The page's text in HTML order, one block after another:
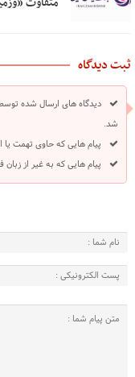
ثبت دیدگاه
دیدگاه های ارسال شده
شد.
پیام هایی که حاوی تهمت
پیام هایی که به غیر از